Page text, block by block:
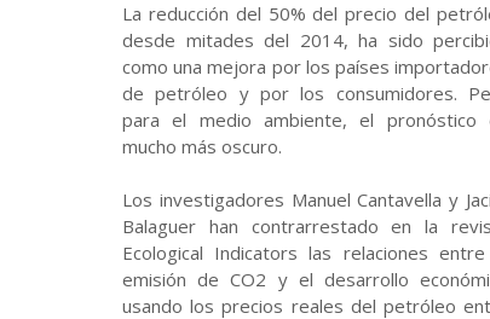
La reducción del 50% del precio del
desde mitades del 2014, ha sido
como una mejora por los países
de petróleo y por los consumidores.
para el medio ambiente, el pronóstico
mucho más oscuro.
Los investigadores Manuel Cantavella y
Balaguer han contrarrestado en la
Ecological Indicators las relaciones
emisión de CO2 y el desarrollo
usando los precios reales del petróleo